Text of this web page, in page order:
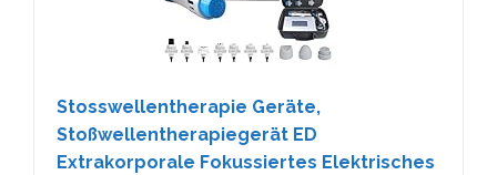
Stosswellentherapie Geräte,
Stoßwellentherapiegerät ED
Extrakorporale Fokussiertes Elektrisches